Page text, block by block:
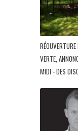
VERTE,
MIDI - DES